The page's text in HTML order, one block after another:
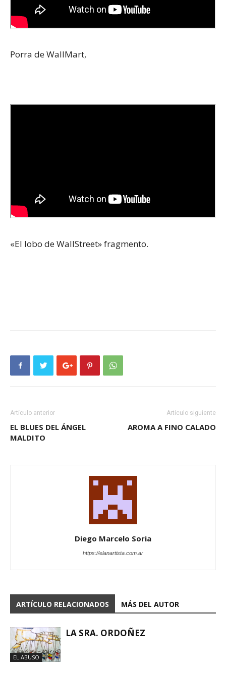
Porra de WallMart,
«El lobo de WallStreet» fragmento.
Artículo anterior
EL BLUES DEL ÁNGEL
MALDITO
Artículo siguiente
AROMA A FINO CALADO
Diego Marcelo Soria
https://elanartista.com.ar
ARTÍCULO RELACIONADOS MÁS DEL AUTOR
EL ABUSO
LA SRA. ORDOÑEZ